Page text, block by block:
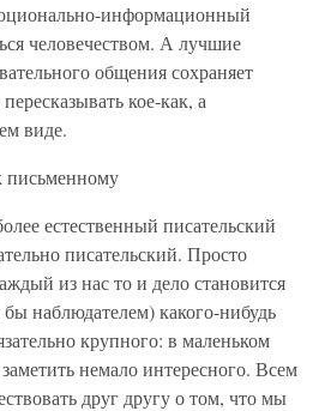
информационный
человечеством. А лучшие
общения сохраняет
кое-как, а
виде.
письменному
естественный писательский
писательский. Просто
из нас то и дело становится
наблюдателем) какого-нибудь
крупного: в маленьком
немало интересного. Всем
друг другу о том, что мы